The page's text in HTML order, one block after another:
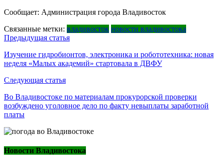
Сообщает: Администрация города Владивосток
Связанные метки: владивосток новости владивостока
Навигация
по
записям
Предыдущая статья
Изучение гидробионтов, электроника и робототехника: новая
неделя «Малых академий» стартовала в ДВФУ
Следующая статья
Во Владивостоке по материалам прокурорской проверки
возбуждено уголовное дело по факту невыплаты заработной
платы
Новости Владивостока